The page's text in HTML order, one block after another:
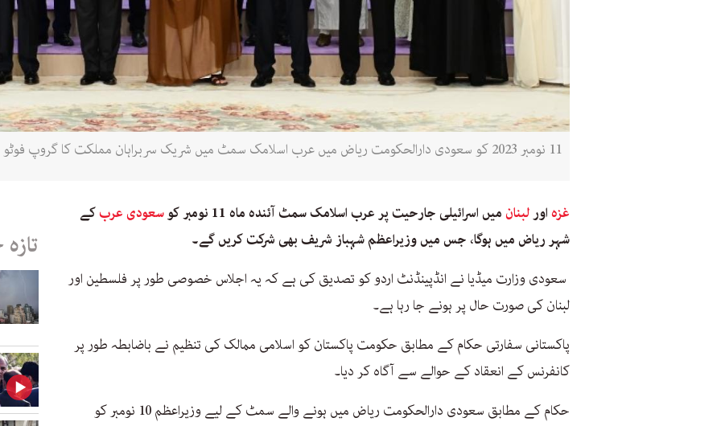
11 نومبر 2023 کو سعودی دارالحکومت ریاض میں عرب اسلامک سمٹ میں شریک سربراہان مملکت کا گروپ فوٹو (ایس پی اے)
غزہ اور لبنان میں اسرائیلی جارحیت پر عرب اسلامک سمٹ آئندہ ماہ 11 نومبر کو سعودی عربکے
شہر ریاض میں ہوگا، جس میں وزیراعظم شہباز شریف بھی شرکت کریں گے۔
سعودی وزارت میڈیا نے انڈپینڈنٹ اردو کو تصدیق کی ہے کہ یہ اجلاس خصوصی طور پر فلسطین اور
لبنان کی صورت حال پر ہونے جا رہا ہے۔
پاکستانی سفارتی حکام کے مطابق حکومت پاکستان کو اسلامی ممالک کی تنظیم نے باضابطہ طور پر
کانفرنس کے انعقاد کے حوالے سے آگاہ کر دیا۔
حکام کے مطابق سعودی دارالحکومت ریاض میں ہونے والے سمٹ کے لیے وزیراعظم 10 نومبر کو